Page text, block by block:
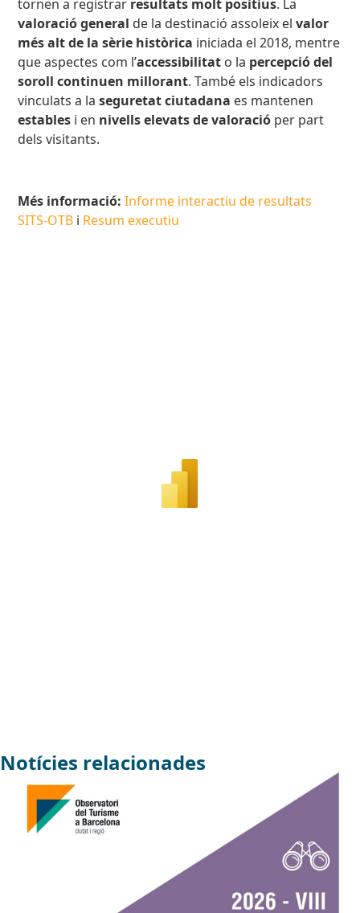
tornen a registrar resultats molt positius. La
valoració general de la destinació assoleix elvalor
més alt de la sèrie històrica iniciada el 2018, mentre
que aspectes com l’accessibilitat o la percepció del
soroll continuen millorant. També els indicadors
vinculats a laseguretat ciutadana es mantenen
estables i en nivells elevats de valoració per part
dels visitants.
Més informació:Informe interactiu de resultats
SITS-OTB i Resum executiu
Notícies relacionades